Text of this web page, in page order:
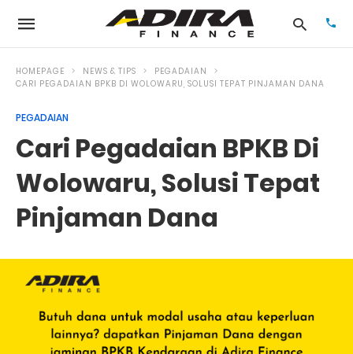
HOMEPAGE NEWS & TIPS
PEGADAIAN
CARI PEGADAIAN BPKB DI WOLOWARU, SOLUSI TEPAT PINJAMAN DANA
PEGADAIAN
Cari Pegadaian BPKB Di
Wolowaru, Solusi Tepat
Pinjaman Dana